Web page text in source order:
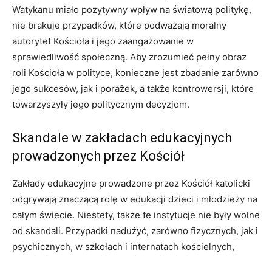
Watykanu miało pozytywny wpływ na światową politykę,
nie brakuje przypadków, które podważają moralny
autorytet Kościoła i jego zaangażowanie w
sprawiedliwość społeczną. Aby zrozumieć pełny obraz
roli Kościoła w polityce, konieczne jest zbadanie zarówno
jego sukcesów, jak i porażek, a także kontrowersji, które
towarzyszyły jego politycznym decyzjom.
Skandale w zakładach edukacyjnych
prowadzonych przez Kościół
Zakłady edukacyjne prowadzone przez Kościół katolicki
odgrywają znaczącą rolę w edukacji dzieci i młodzieży na
całym świecie. Niestety, także te instytucje nie były wolne
od skandali. Przypadki nadużyć, zarówno fizycznych, jak i
psychicznych, w szkołach i internatach kościelnych,